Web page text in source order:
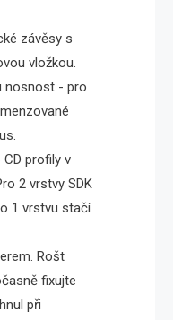
závěsy s
vložkou.
nosnost - pro
profily v
2 vrstvy SDK
1 vrstvu stačí
Rošt
fixujte
při